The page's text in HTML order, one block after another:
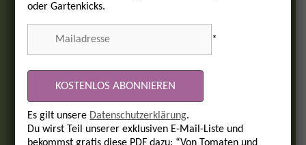
oder Gartenkicks.
*
Es gilt unsere Datenschutzerklärung.
Du wirst Teil unserer exklusiven E-Mail-Liste und